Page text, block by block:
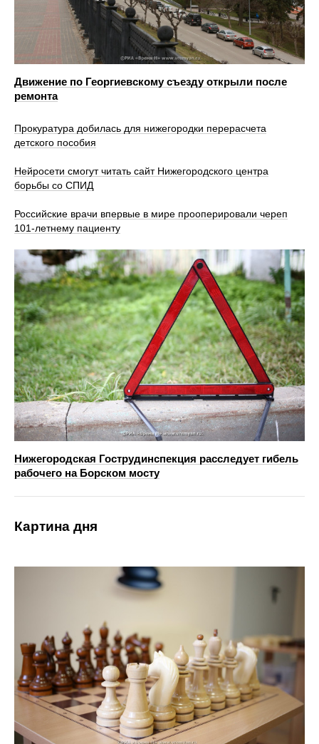
Движение по Георгиевскому съезду открыли после
ремонта
Прокуратура добилась для нижегородки перерасчета
детского пособия
Нейросети смогут читать сайт Нижегородского центра
борьбы со СПИД
Российские врачи впервые в мире прооперировали череп
101-летнему пациенту
Нижегородская Гострудинспекция расследует гибель
рабочего на Борском мосту
Картина дня